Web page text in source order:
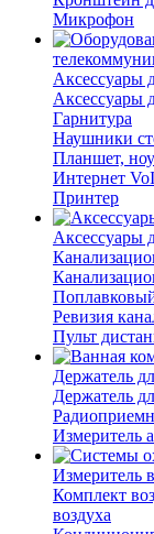
Микрофон
Аксессуары
Аксессуары
Гарнитура
Наушники
Планшет,
Интернет
Принтер
Аксессуары
Ревизия
Пульт
Держатель
Держатель
Измеритель
Измеритель
Комплект
воздуха